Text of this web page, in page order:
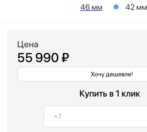
46 мм 42 мм
Цена
55 990 ₽
Хочу дешевле!
Купить в 1 клик